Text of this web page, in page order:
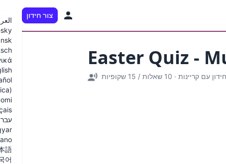
צור חידון
語
어
Easter Quiz -
חידון עם קריינות · 10 שאלות / 15 שקופיות